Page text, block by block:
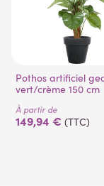
Pothos artificiel geant
vert/crème 150 cm
À partir de
149,94 € (TTC)